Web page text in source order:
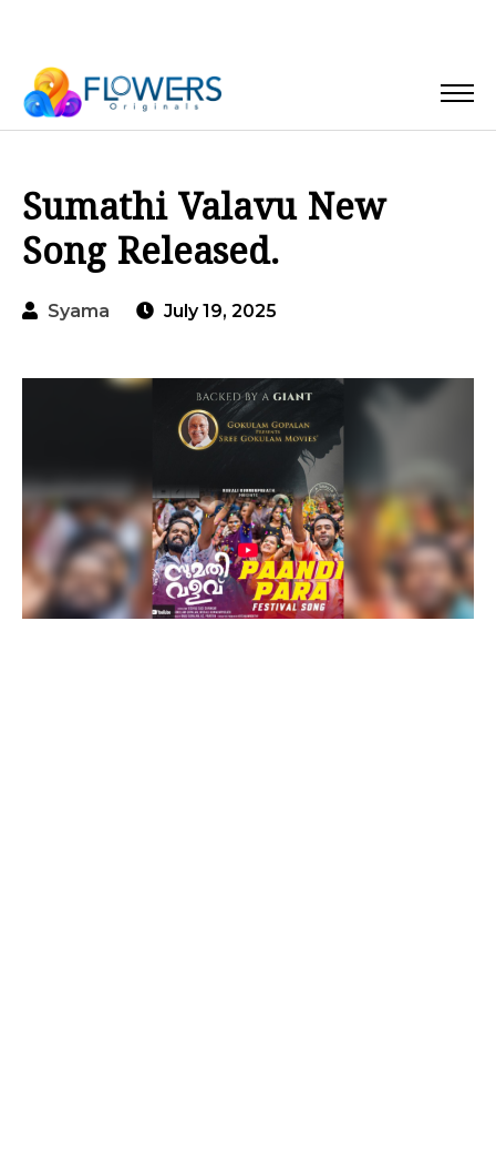
Sumathi Valavu New
Song Released.
Syama July 19, 2025